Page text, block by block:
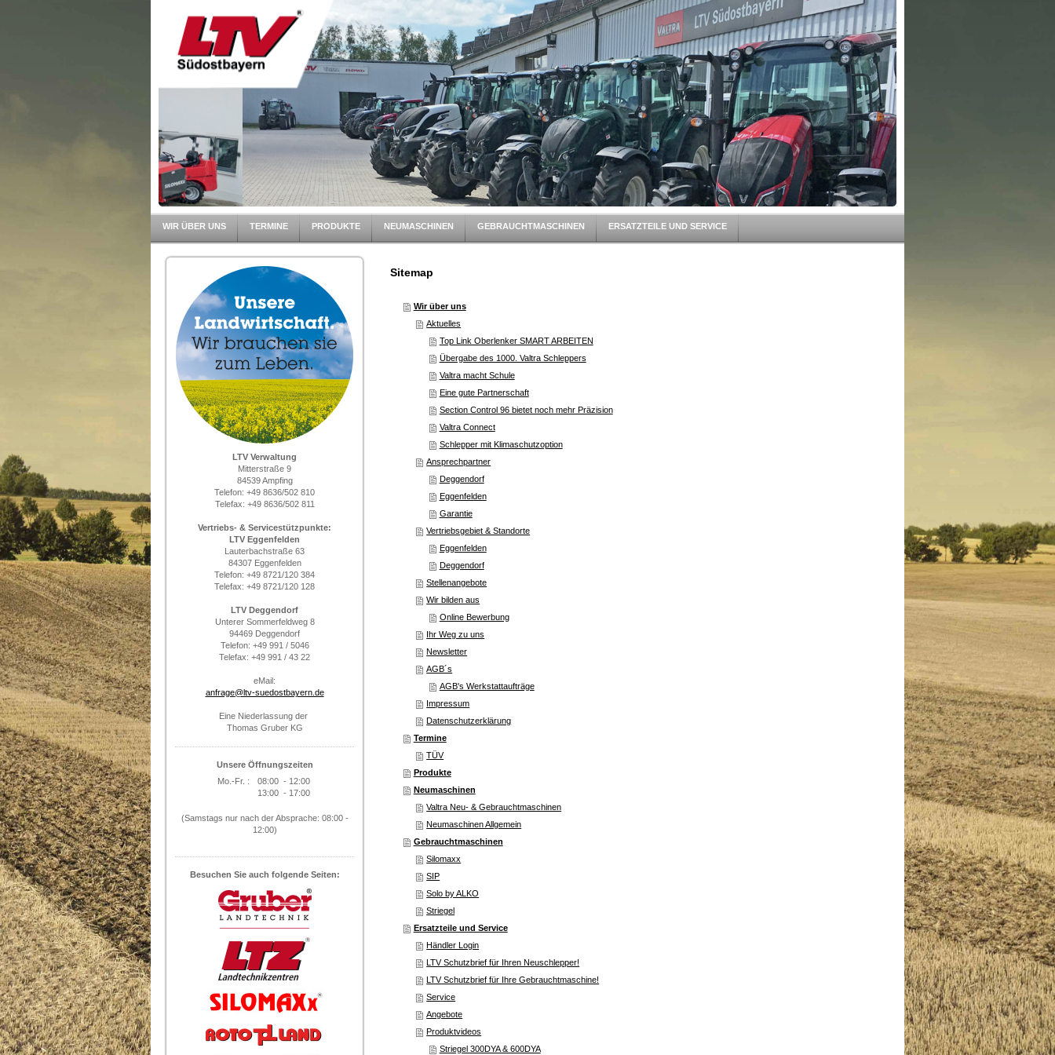
WIR ÜBER UNS TERMINE PRODUKTE NEUMASCHINEN GEBRAUCHTMASCHINEN ERSATZTEILE UND SERVICE
LTV Verwaltung
Mitterstraße 9
84539 Ampfing
Telefon: +49 8636/502 810
Telefax: +49 8636/502 811
Vertriebs- & Servicestützpunkte:
LTV Eggenfelden
Lauterbachstraße 63
84307 Eggenfelden
Telefon: +49 8721/120 384
Telefax: +49 8721/120 128
LTV Deggendorf
Unterer Sommerfeldweg 8
94469 Deggendorf
Telefon: +49 991 / 5046
Telefax: +49 991 / 43 22
eMail:
anfrage@ltv-suedostbayern.de
Eine Niederlassung der
Thomas Gruber KG
Unsere Öffnungszeiten
Mo.-Fr. :
08:00 - 12:00
13:00 - 17:00
(Samstags nur nach der Absprache: 08:00 -
12:00)
Besuchen Sie auch folgende Seiten:
Sitemap
Wir über uns
Aktuelles
Top Link Oberlenker SMART ARBEITEN
Übergabe des 1000. Valtra Schleppers
Valtra macht Schule
Eine gute Partnerschaft
Section Control 96 bietet noch mehr Präzision
Valtra Connect
Schlepper mit Klimaschutzoption
Ansprechpartner
Deggendorf
Eggenfelden
Garantie
Vertriebsgebiet & Standorte
Eggenfelden
Deggendorf
Stellenangebote
Wir bilden aus
Online Bewerbung
Ihr Weg zu uns
Newsletter
AGB´s
AGB's Werkstattaufträge
Impressum
Datenschutzerklärung
Termine
TÜV
Produkte
Neumaschinen
Valtra Neu- & Gebrauchtmaschinen
Neumaschinen Allgemein
Gebrauchtmaschinen
Silomaxx
SIP
Solo by ALKO
Striegel
Ersatzteile und Service
Händler Login
LTV Schutzbrief für Ihren Neuschlepper!
LTV Schutzbrief für Ihre Gebrauchtmaschine!
Service
Angebote
Produktvideos
Striegel 300DYA & 600DYA